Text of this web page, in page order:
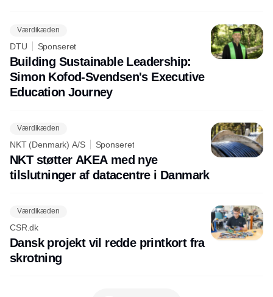
Værdikæden
DTU Sponseret
Building Sustainable Leadership:
Simon Kofod-Svendsen's Executive
Education Journey
Værdikæden
NKT (Denmark) A/S Sponseret
NKT støtter AKEA med nye
tilslutninger af datacentre i Danmark
Værdikæden
CSR.dk
Dansk projekt vil redde printkort fra
skrotning